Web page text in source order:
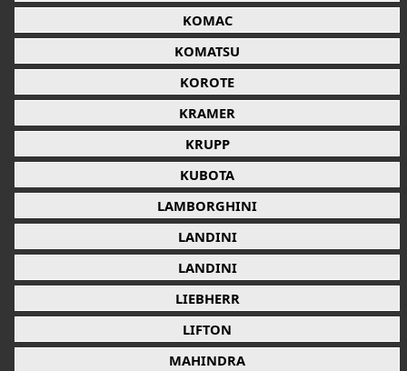
KOMAC
KOMATSU
KOROTE
KRAMER
KRUPP
KUBOTA
LAMBORGHINI
LANDINI
LANDINI
LIEBHERR
LIFTON
MAHINDRA